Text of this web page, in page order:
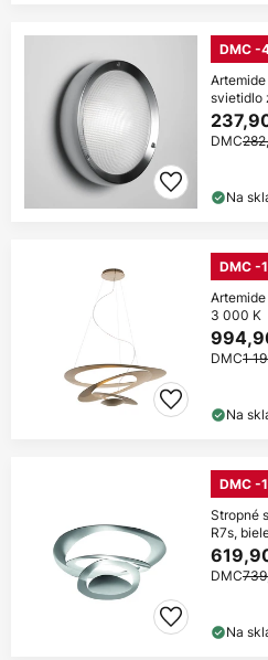
DMC -
svietidlo
saténové
DMC
Na
DMC -
3 000 K
DMC1
Na
DMC -
Stropné
R7s,
DMC
Na